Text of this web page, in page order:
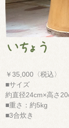
￥35,000〈税込〉
■サイズ
約直径24cm×高さ
■重さ：約5kg
■3合炊き